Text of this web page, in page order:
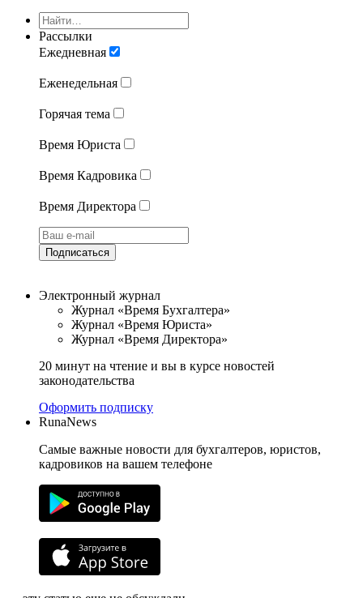
Рассылки
Ежедневная
Еженедельная
Горячая тема
Время Юриста
Время Кадровика
Время Директора
Подписаться
Электронный журнал
Журнал «Время Бухгалтера»
Журнал «Время Юриста»
Журнал «Время Директора»
20 минут на чтение и вы в курсе новостей
законодательства
Оформить подписку
RunaNews
Самые важные новости для бухгалтеров, юристов,
кадровиков на вашем телефоне